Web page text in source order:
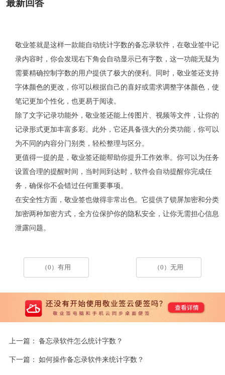
最新回答
敬业签就是这样一款能自动统计字数的备忘录软件，在敬业签中记
录内容时，你会发现右下角会自动显示已有字数，这一功能无疑为
需要精确控制字数的用户提供了极大的便利。同时，敬业签还支持
字体颜色的更改，你可以根据自己的喜好或需求调整字体颜色，使
笔记更加个性化，也更易于阅读。
除了文字记录功能外，敬业签还能上传图片、视频等文件，让你的
记录形式更加丰富多彩。此外，它还具备强大的分类功能，你可以
为不同的内容分门别类，轻松整理与区分。
更值得一提的是，敬业签还能帮助你提升工作效率。你可以为任务
设置合理的提醒时间，当时间到达时，软件会自动提醒你完成任
务，确保你不会错过任何重要事项。
在安全性方面，敬业签也做得非常出色。它提供了锁屏加密和分类
加密两种加密方式，全方位保护你的隐私安全，让你无需担心信息
泄露问题。
（0）有用 （0）无用
上一篇： 备忘录软件怎么统计字数？
下一篇： 如何操作备忘录软件来统计字数？